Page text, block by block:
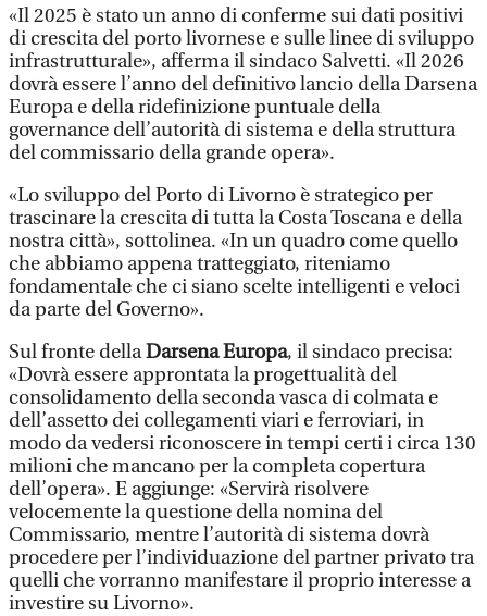
«Il 2025 è stato un anno di conferme sui dati positivi
di crescita del porto livornese e sulle linee di sviluppo
infrastrutturale», afferma il sindaco Salvetti. «Il 2026
dovrà essere l’anno del definitivo lancio della Darsena
Europa e della ridefinizione puntuale della
governance dell’autorità di sistema e della struttura
del commissario della grande opera».
«Lo sviluppo del Porto di Livorno è strategico per
trascinare la crescita di tutta la Costa Toscana e della
nostra città», sottolinea. «In un quadro come quello
che abbiamo appena tratteggiato, riteniamo
fondamentale che ci siano scelte intelligenti e veloci
da parte del Governo».
Sul fronte dellaDarsena Europa, il sindaco precisa:
«Dovrà essere approntata la progettualità del
consolidamento della seconda vasca di colmata e
dell’assetto dei collegamenti viari e ferroviari, in
modo da vedersi riconoscere in tempi certi i circa 130
milioni che mancano per la completa copertura
dell’opera». E aggiunge: «Servirà risolvere
velocemente la questione della nomina del
Commissario, mentre l’autorità di sistema dovrà
procedere per l’individuazione del partner privato tra
quelli che vorranno manifestare il proprio interesse a
investire su Livorno».